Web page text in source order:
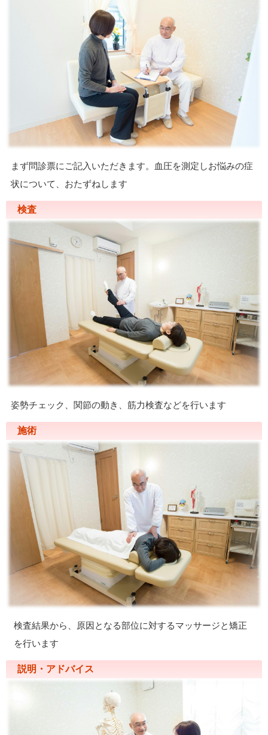
まず問診票にご記入いただきます。血圧を測定しお悩みの症
状について、おたずねします
検査
姿勢チェック、関節の動き、筋力検査などを行います
施術
検査結果から、原因となる部位に対するマッサージと矯正
を行います
説明・アドバイス